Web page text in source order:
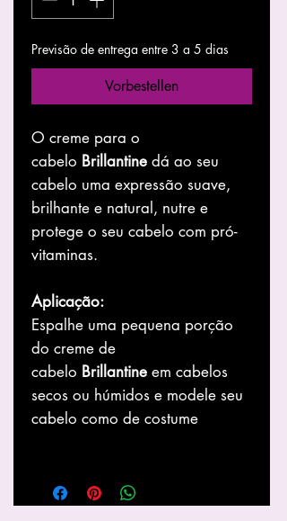
Previsão de entrega entre 3 a 5 dias
Vorbestellen
O creme para o
cabelo Brillantine dá ao seu
cabelo uma expressão suave,
brilhante e natural, nutre e
protege o seu cabelo com pró-
vitaminas.
Aplicação:
Espalhe uma pequena porção
do creme de
cabelo Brillantine em cabelos
secos ou húmidos e modele seu
cabelo como de costume